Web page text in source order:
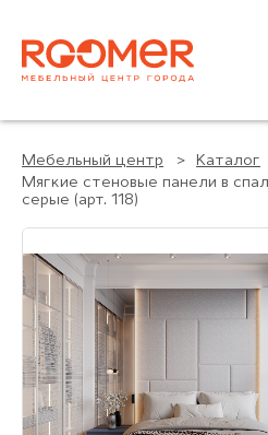
Мебельный центр Каталог
Мягкие стеновые панели в
серые (арт. 118)